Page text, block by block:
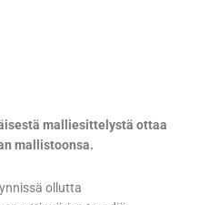
malliesittelystä ottaa
mallistoonsa.
ollutta